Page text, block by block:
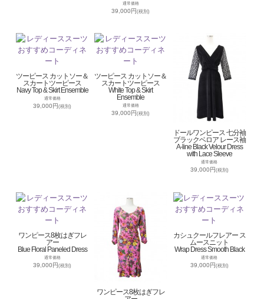
通常価格
39,000円(税別)
ツーピース カットソー＆
スカートツーピース
Navy Top & Skirt Ensemble
通常価格
39,000円(税別)
ツーピース カットソー＆
スカートツーピース
White Top & Skirt
Ensemble
通常価格
39,000円(税別)
ドールワンピース 七分袖
ブラックベロア レース袖
A-line Black Velour Dress
with Lace Sleeve
通常価格
39,000円(税別)
ワンピース8枚はぎフレ
アー
Blue Floral Paneled Dress
通常価格
39,000円(税別)
ワンピース8枚はぎフレ
カシュクールフレアー ス
ムースニット
Wrap Dress Smooth Black
通常価格
39,000円(税別)